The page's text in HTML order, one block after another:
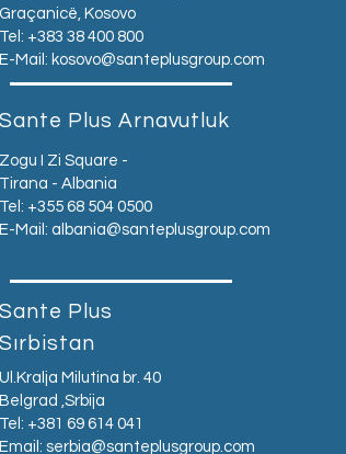
Graçanicë, Kosovo
Tel: +383 38 400 800
E-Mail: kosovo@santeplusgroup.com
Sante Plus Arnavutluk
Zogu I Zi Square -
Tirana - Albania
Tel: +355 68 504 0500
E-Mail: albania@santeplusgroup.com
Sante Plus
Sırbistan
Ul.Kralja Milutina br. 40
Belgrad ,Srbija
Tel: +381 69 614 041
Email:serbia@santeplusgroup.com